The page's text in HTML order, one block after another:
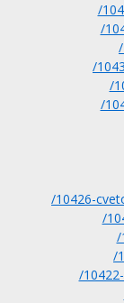
/
/
/
/
/
/10426-
/
/
/
/